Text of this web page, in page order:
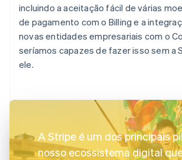
incluindo a aceitação fácil de várias
de pagamento com o Billing e a
novas entidades empresariais com o
seríamos capazes de fazer isso sem a
ele.
A Stripe é um dos principais
nosso ecossistema digital